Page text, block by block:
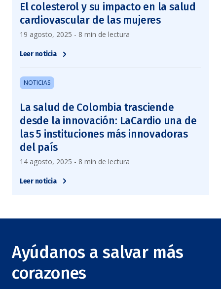
El colesterol y su impacto en la salud
cardiovascular de las mujeres
19 agosto, 2025 - 8 min de lectura
Leer noticia
NOTICIAS
La salud de Colombia trasciende
desde la innovación: LaCardio una de
las 5 instituciones más innovadoras
del país
14 agosto, 2025 - 8 min de lectura
Leer noticia
Ayúdanos a salvar más
corazones